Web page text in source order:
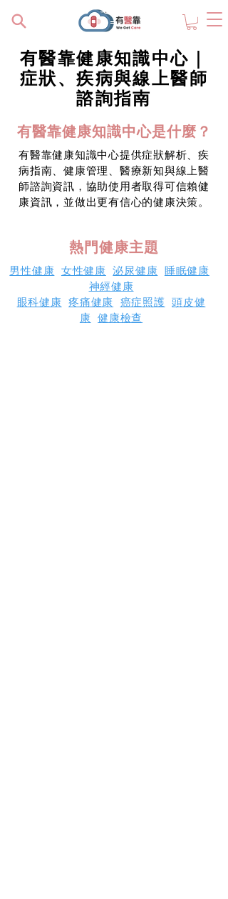
有醫靠健康知識中心｜
症狀、疾病與線上醫師
諮詢指南
有醫靠健康知識中心是什麼？
有醫靠健康知識中心提供症狀解析、疾
病指南、健康管理、醫療新知與線上醫
師諮詢資訊，協助使用者取得可信賴健
康資訊，並做出更有信心的健康決策。
熱門健康主題
男性健康 女性健康 泌尿健康 睡眠健康
神經健康
眼科健康 疼痛健康 癌症照護 頭皮健
康 健康檢查